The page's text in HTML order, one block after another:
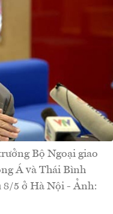
Bộ Ngoại giao
Á và Thái Bình
8/5 ở Hà Nội - Ảnh: